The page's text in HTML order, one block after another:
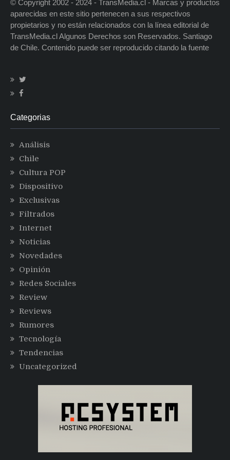
© Copyright 2002 - 2024 - TransMedia.cl - Marcas y productos
aparecidas en este sitio pertenecen a sus respectivos
propietarios y no están relacionados con la línea editorial de
TransMedia.cl Algunos Derechos son Reservados. Santiago
de Chile. Contenido puede ser reproducido citando la fuente
Categorias
Análisis
Chile
Cultura POP
Dispositivo
Exclusivas
Filtrados
Internet
Noticias
Novedades
Opinión
Redes Sociales
Review
Reviews
Rumores
Tecnología
Tendencias
Uncategorized